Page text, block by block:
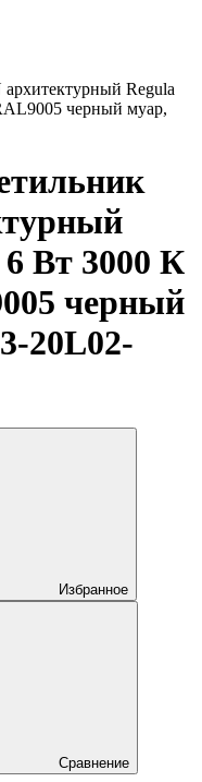
Regula
черный муар,
Вт 3000 К
черный
20L02-
Избранное
Сравнение